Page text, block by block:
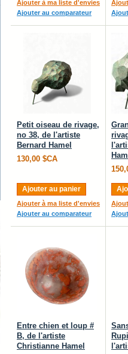
Ajouter à ma liste d'envies
Ajouter au comparateur
Petit oiseau de rivage,
no 38, de l'artiste
Bernard Hamel
130,00 $CA
Ajouter au panier
Ajouter à ma liste d'envies
Ajouter au comparateur
Entre chien et loup #
B, de l'artiste
Christianne Hamel